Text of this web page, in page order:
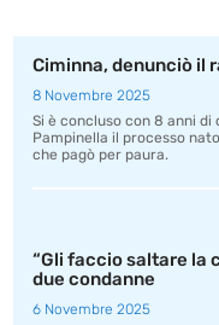
Ciminna, denunciò il
8 Novembre 2025
Si è concluso con 8 anni
Pampinella il processo
che pagò per paura.
“Gli faccio saltare la
due condanne
6 Novembre 2025